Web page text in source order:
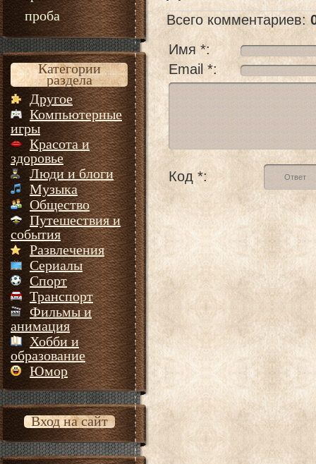
проба
Категории
раздела
Другое
Компьютерные
игры
Красота и
здоровье
Люди и блоги
Музыка
Общество
Путешествия и
события
Развлечения
Сериалы
Спорт
Транспорт
Фильмы и
анимация
Хобби и
образование
Юмор
Вход на сайт
Всего комментариев:
Имя *:
Email *:
Код *: